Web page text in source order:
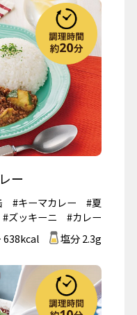
ー
#キーマカレー
#夏
#ズッキーニ
#カレー
638kcal
塩分 2.3g